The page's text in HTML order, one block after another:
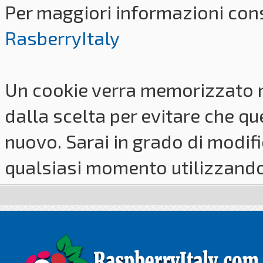
Per maggiori informazioni
RasberryItaly
Un cookie verra
dalla scelta per evitare che
nuovo. Sarai in grado di
qualsiasi momento